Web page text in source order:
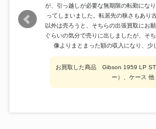
が、引っ越しが必要な無期限の転勤にな
ってしまいました。転居先の狭さもあり
以外は売ろうと、そちらの出張買取にお
ぐらいの気分で売りに出しましたが、そ
像よりまとまった額の収入になり、少
お買取した商品 Gibson 1959 LP
ー）、ケース 他